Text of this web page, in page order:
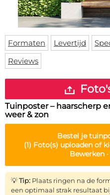
Deurmat
Vloermat
Skateboard deck
Over ons
Levertijden
Inloggen
WhatsApp
Formaten Levertijd
Reviews
Tuinposter – haarscherp
weer & zon
Bestel je
(1) Foto(s) uploaden of
Bewerken ·
💡Tip: Plaats ringen na de
een optimaal strak resultaat